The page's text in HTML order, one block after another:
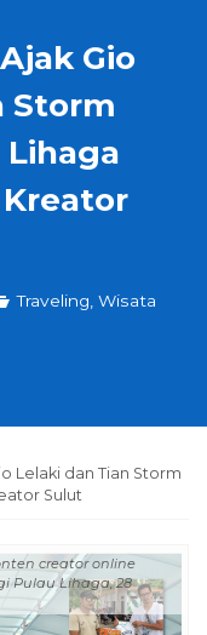
Gio
Storm
Traveling Wisata
Lelaki dan Tian Storm
Sulut
creator online
Pulau Lihaga, 28